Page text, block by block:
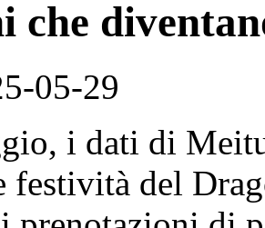
che
05-29
i dati di
festività del